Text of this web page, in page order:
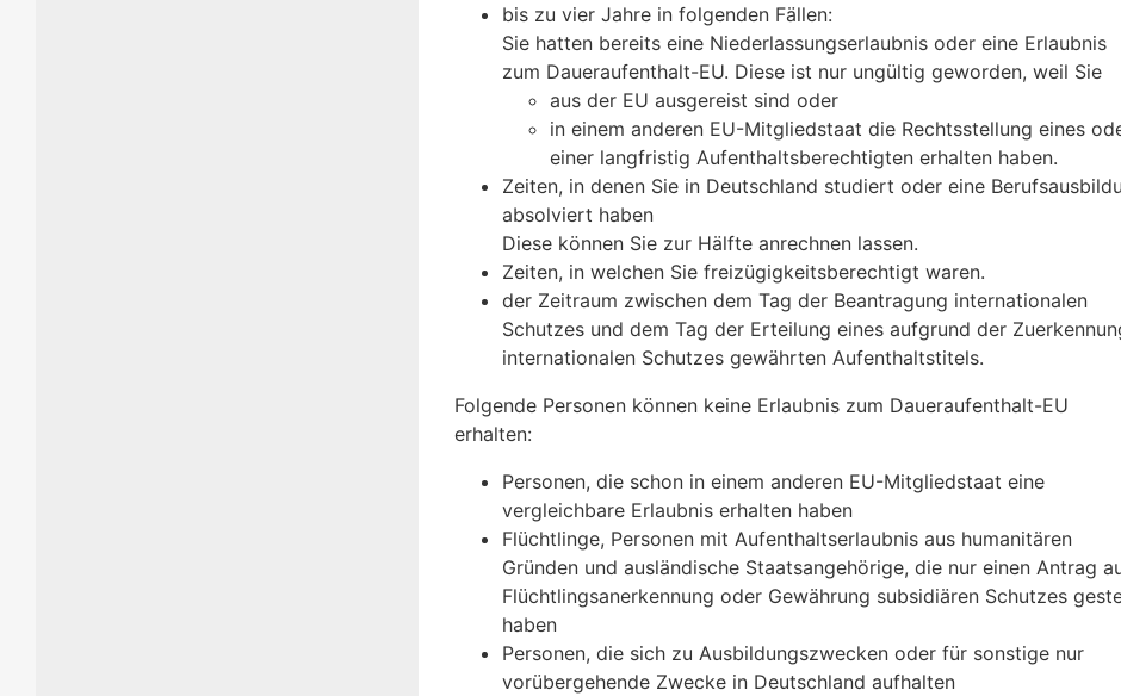
bis zu vier Jahre in folgenden Fällen:
Sie hatten bereits eine Niederlassungserlaubnis oder eine Erlaubnis
zum Daueraufenthalt-EU. Diese ist nur ungültig geworden, weil Sie
aus der EU ausgereist sind oder
in einem anderen EU-Mitgliedstaat die Rechtsstellung eines
einer langfristig Aufenthaltsberechtigten erhalten haben.
Zeiten, in denen Sie in Deutschland studiert oder eine
absolviert haben
Diese können Sie zur Hälfte anrechnen lassen.
Zeiten, in welchen Sie freizügigkeitsberechtigt waren.
der Zeitraum zwischen dem Tag der Beantragung internationalen
Schutzes und dem Tag der Erteilung eines aufgrund der
internationalen Schutzes gewährten Aufenthaltstitels.
Folgende Personen können keine Erlaubnis zum Daueraufenthalt-EU
erhalten:
Personen, die schon in einem anderen EU-Mitgliedstaat eine
vergleichbare Erlaubnis erhalten haben
Flüchtlinge, Personen mit Aufenthaltserlaubnis aus humanitären
Gründen und ausländische Staatsangehörige, die nur einen Antrag
Flüchtlingsanerkennung oder Gewährung subsidiären Schutzes
haben
Personen, die sich zu Ausbildungszwecken oder für sonstige nur
vorübergehende Zwecke in Deutschland aufhalten